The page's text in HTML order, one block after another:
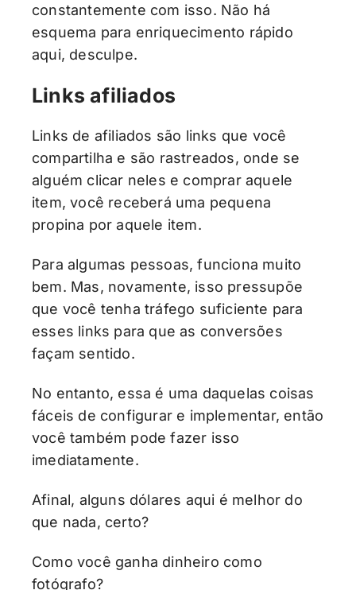
constantemente com isso. Não há
esquema para enriquecimento rápido
aqui, desculpe.
Links afiliados
Links de afiliados são links que você
compartilha e são rastreados, onde se
alguém clicar neles e comprar aquele
item, você receberá uma pequena
propina por aquele item.
Para algumas pessoas, funciona muito
bem. Mas, novamente, isso pressupõe
que você tenha tráfego suficiente para
esses links para que as conversões
façam sentido.
No entanto, essa é uma daquelas coisas
fáceis de configurar e implementar, então
você também pode fazer isso
imediatamente.
Afinal, alguns dólares aqui é melhor do
que nada, certo?
Como você ganha dinheiro como
fotógrafo?